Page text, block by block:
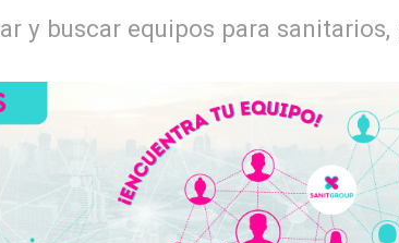
y buscar equipos para sanitarios,